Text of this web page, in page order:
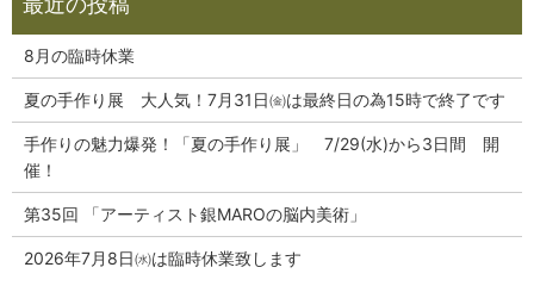
8月の臨時休業
夏の手作り展 大人気！7月31日㈮は最終日の為15時で終了です
手作りの魅力爆発！「夏の手作り展」 7/29(水)から3日間 開
催！
第35回 「アーティスト銀MAROの脳内美術」
2026年7月8日㈬は臨時休業致します